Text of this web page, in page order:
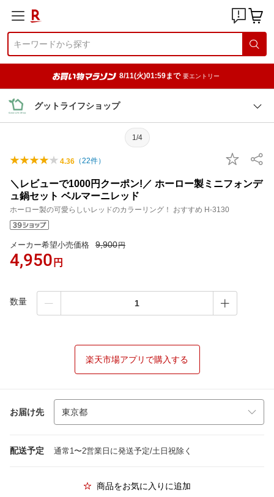
8/11(火)01:59まで 要エントリー
グットライフショップ
1/4
4.36 （22件）
＼レビューで1000円クーポン!／ ホーロー製ミニフォンデ
ュ鍋セット ベルマーニレッド
ホーロー製の可愛らしいレッドのカラーリング！ おすすめ H-3130
メーカー希望小売価格 9,900円
4,950 円
数量
楽天市場アプリで購入する
お届け先
配送予定 通常1〜2営業日に発送予定/土日祝除く
商品をお気に入りに追加